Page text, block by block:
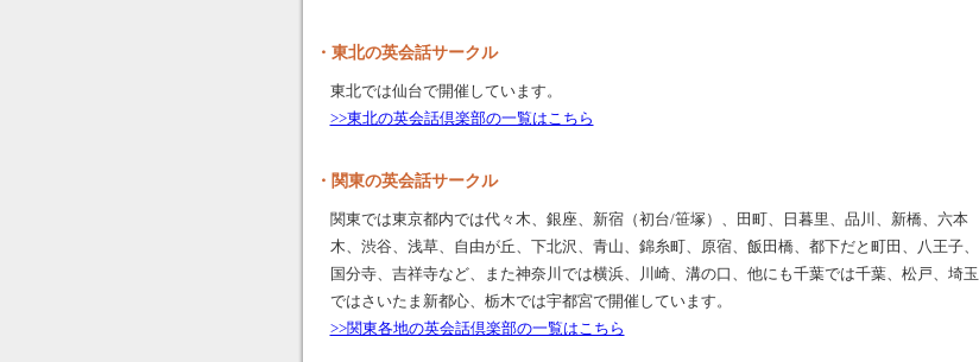
・東北の英会話サークル
東北では仙台で開催しています。
>>東北の英会話倶楽部の一覧はこちら
・関東の英会話サークル
関東では東京都内では代々木、銀座、新宿（初台/笹塚）、田町、日暮里、品川、新橋、六本
木、渋谷、浅草、自由が丘、下北沢、青山、錦糸町、原宿、飯田橋、都下だと町田、八王子、
国分寺、吉祥寺など、また神奈川では横浜、川崎、溝の口、他にも千葉では千葉、松戸、埼玉
ではさいたま新都心、栃木では宇都宮で開催しています。
>>関東各地の英会話倶楽部の一覧はこちら